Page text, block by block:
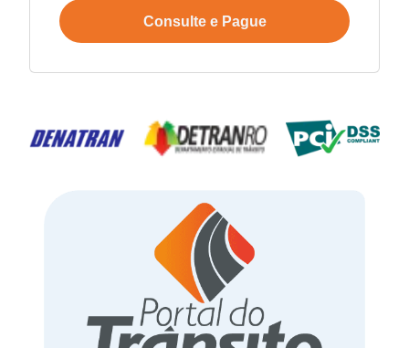
Consulte e Pague